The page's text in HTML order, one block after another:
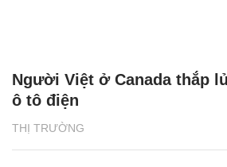
THỊ TRƯỜNG
Người Việt ở Canada thắp
ô tô điện